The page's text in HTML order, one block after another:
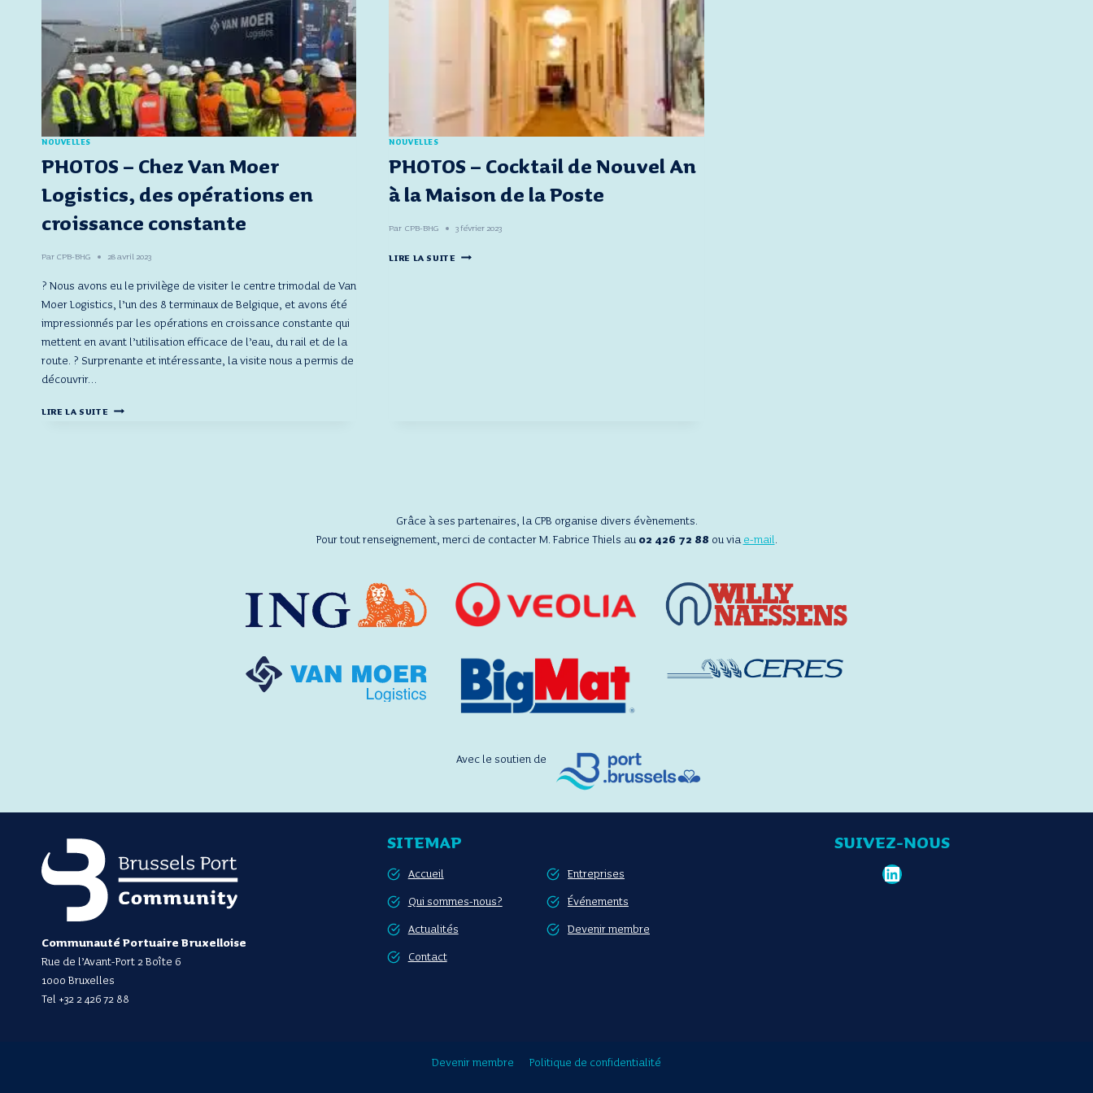
NOUVELLES
PHOTOS – Chez Van Moer
Logistics, des opérations en
croissance constante
Par CPB-BHG 28 avril 2023
? Nous avons eu le privilège de visiter le centre trimodal de Van
Moer Logistics, l’un des 8 terminaux de Belgique, et avons été
impressionnés par les opérations en croissance constante qui
mettent en avant l’utilisation efficace de l’eau, du rail et de la
route. ? Surprenante et intéressante, la visite nous a permis de
découvrir…
LIRE LA SUITEPHOTOS
NOUVELLES
PHOTOS – Cocktail de Nouvel An
à la Maison de la Poste
Par CPB-BHG 3 février 2023
LIRE LA SUITEPHOTOS
Grâce à ses partenaires, la CPB organise divers évènements.
Pour tout renseignement, merci de contacter M. Fabrice Thiels au 02 426 72 88 ou viae-mail.
Avec le soutien de
Communauté Portuaire Bruxelloise
Rue de l’Avant-Port 2 Boîte 6
1000 Bruxelles
Tel +32 2 426 72 88
SITEMAP
Accueil Entreprises
Qui sommes-nous? Événements
Actualités Devenir membre
Contact
SUIVEZ-NOUS
LinkedIn
Devenir membre Politique de confidentialité